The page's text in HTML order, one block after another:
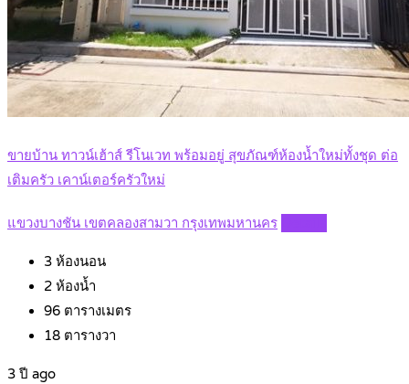
ขายบ้าน ทาวน์เฮ้าส์ รีโนเวท พร้อมอยู่ สุขภัณฑ์ห้องน้ำใหม่ทั้งชุด ต่อ
เติมครัว เคาน์เตอร์ครัวใหม่
แขวงบางชัน เขตคลองสามวา กรุงเทพมหานคร
3 ห้องนอน
2 ห้องน้ำ
96 ตารางเมตร
18 ตารางวา
3 ปี ago